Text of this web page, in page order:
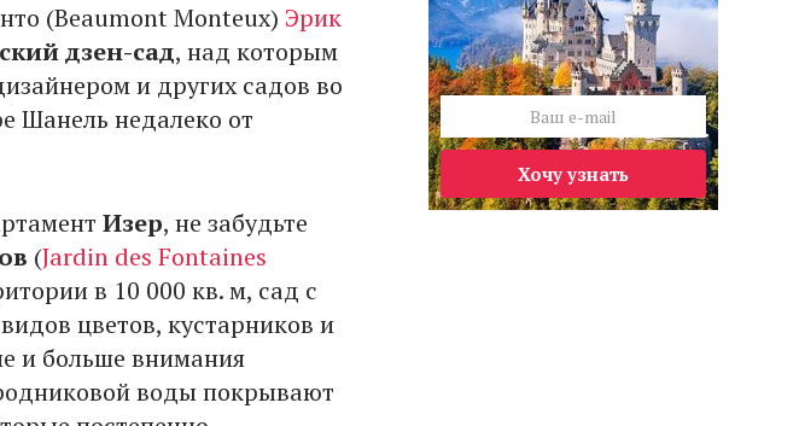
(Beaumont Monteux) Эрик
дзен-сад, над которым
и других садов во
Шанель недалеко от
Изер, не забудьте
(Jardin des Fontaines
в 10 000 кв. м, сад с
цветов, кустарников и
и больше внимания
воды покрывают
Хочу узнать